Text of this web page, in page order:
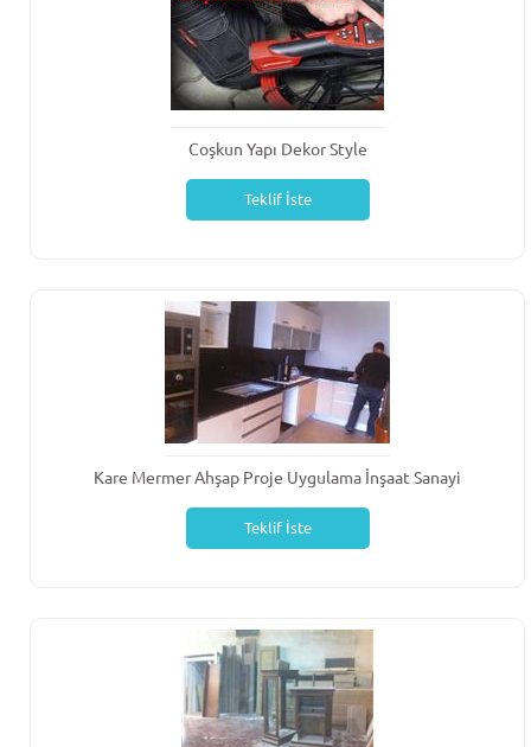
Coşkun Yapı Dekor Style
Teklif İste
Kare Mermer Ahşap Proje Uygulama İnşaat Sanayi
Teklif İste